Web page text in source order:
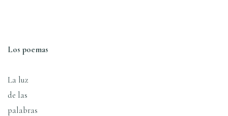
Los poemas
La luz
de las
palabras